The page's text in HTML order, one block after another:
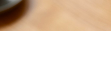
Yayınlayan: